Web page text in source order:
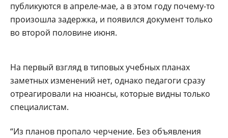
публикуются в апреле-мае, а в этом году почему-то
произошла задержка, и появился документ только
во второй половине июня.
На первый взгляд в типовых учебных планах
заметных изменений нет, однако педагоги сразу
отреагировали на нюансы, которые видны только
специалистам.
“Из планов пропало черчение. Без объявления